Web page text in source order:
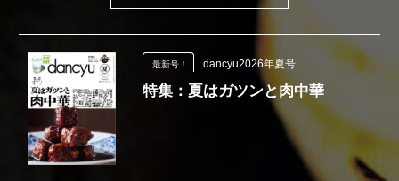
最新号！ dancyu2026年夏号
特集：夏はガツンと肉中華